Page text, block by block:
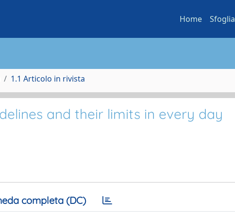
Home Sfoglia
1.1 Articolo in rivista
and their limits in every day
completa (DC)